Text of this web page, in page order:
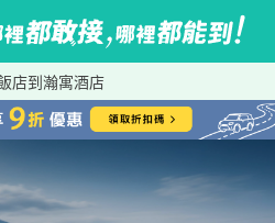
店到瀚寓酒店